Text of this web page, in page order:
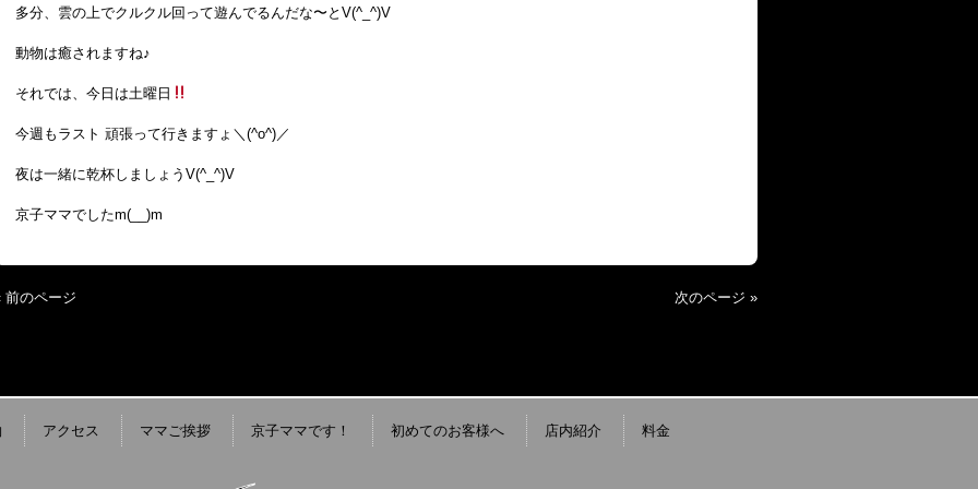
多分、雲の上でクルクル回って遊んでるんだな〜とV(^_^)V
動物は癒されますね♪
それでは、今日は土曜日
今週もラスト 頑張って行きますょ＼(^o^)／
夜は一緒に乾杯しましょうV(^_^)V
京子ママでしたm(__)m
前のページ 次のページ »
アクセス ママご挨拶 京子ママです！ 初めてのお客様へ 店内紹介 料金